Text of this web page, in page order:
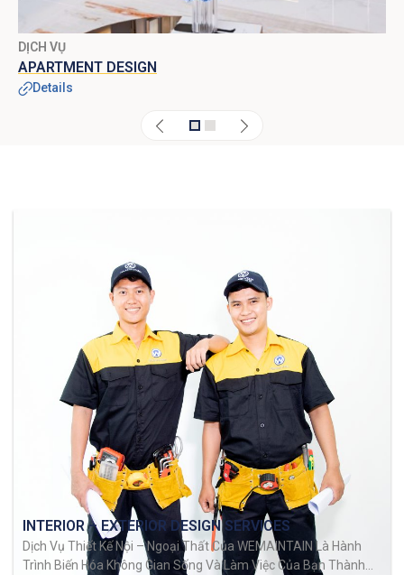
DỊCH VỤ
APARTMENT DESIGN
Details
INTERIOR – EXTERIOR DESIGN SERVICES
Dịch Vụ Thiết Kế Nội – Ngoại Thất Của WEMAINTAIN Là Hành
Trình Biến Hóa Không Gian Sống Và Làm Việc Của Bạn Thành